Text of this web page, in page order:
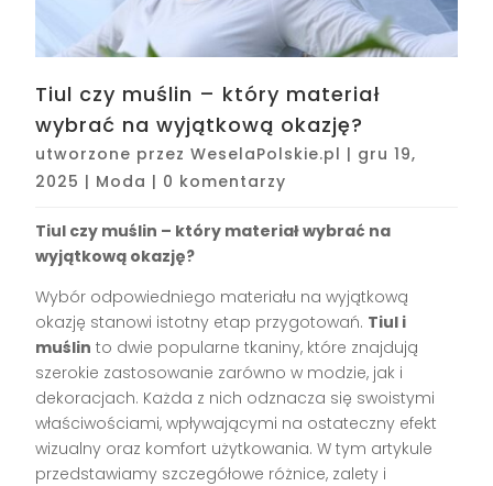
Tiul czy muślin – który materiał
wybrać na wyjątkową okazję?
utworzone przezWeselaPolskie.pl | gru 19,
2025 | Moda | 0 komentarzy
Tiul czy muślin – który materiał wybrać na
wyjątkową okazję?
Wybór odpowiedniego materiału na wyjątkową
okazję stanowi istotny etap przygotowań. Tiul i
muślin to dwie popularne tkaniny, które znajdują
szerokie zastosowanie zarówno w modzie, jak i
dekoracjach. Każda z nich odznacza się swoistymi
właściwościami, wpływającymi na ostateczny efekt
wizualny oraz komfort użytkowania. W tym artykule
przedstawiamy szczegółowe różnice, zalety i